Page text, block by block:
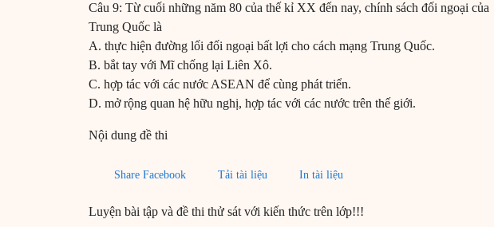
Câu 9: Từ cuối những năm 80 của thế kỉ XX đến nay, chính sách đối ngoại của
Trung Quốc là
A. thực hiện đường lối đối ngoại bất lợi cho cách mạng Trung Quốc.
B. bắt tay với Mĩ chống lại Liên Xô.
C. hợp tác với các nước ASEAN để cùng phát triển.
D. mở rộng quan hệ hữu nghị, hợp tác với các nước trên thế giới.
Nội dung đề thi
Share Facebook Tải tài liệu In tài liệu
Luyện bài tập và đề thi thử sát với kiến thức trên lớp!!!